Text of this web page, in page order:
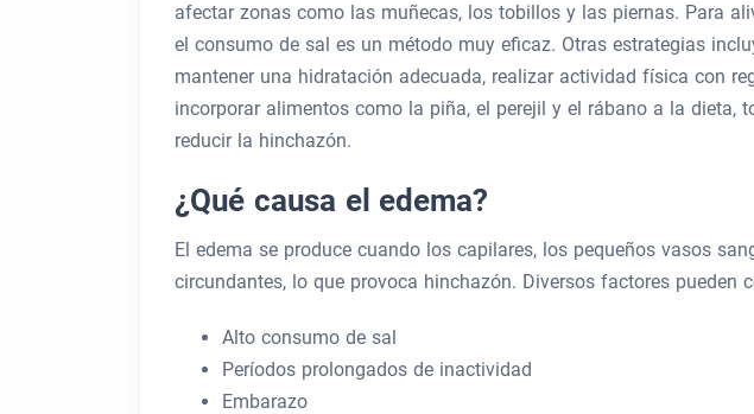
afectar zonas como las muñecas, los tobillos y las piernas. Para
el consumo de sal es un método muy eficaz. Otras estrategias
mantener una hidratación adecuada, realizar actividad física con
incorporar alimentos como la piña, el perejil y el rábano a la dieta,
reducir la hinchazón.
¿Qué causa el edema?
El edema se produce cuando los capilares, los pequeños vasos
circundantes, lo que provoca hinchazón. Diversos factores pueden
Alto consumo de sal
Períodos prolongados de inactividad
Embarazo